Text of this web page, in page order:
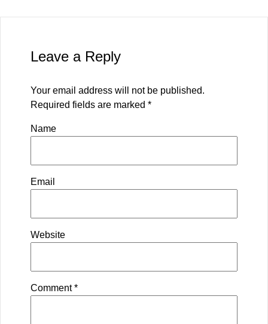
Leave a Reply
Your email address will not be published.
Required fields are marked *
Name
Email
Website
Comment*